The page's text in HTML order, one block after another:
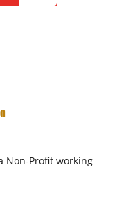
Non-Profit working